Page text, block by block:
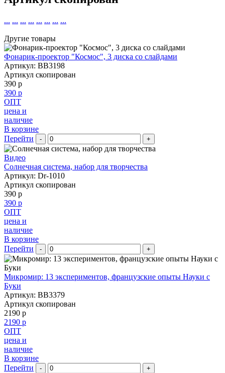
... ... ... ... ... ... ... ...
Другие товары
Фонарик-проектор "Космос", 3 диска со слайдами
Артикул: BB3198
Артикул скопирован
390 р
390 р
ОПТ
цена и
наличие
В корзине
Перейти
- +
Видео
Солнечная система, набор для творчества
Артикул: Dr-1010
Артикул скопирован
390 р
390 р
ОПТ
цена и
наличие
В корзине
Перейти
- +
Микромир: 13 экспериментов, французские опыты Науки с
Буки
Артикул: BB3379
Артикул скопирован
2190 р
2190 р
ОПТ
цена и
наличие
В корзине
Перейти
- +